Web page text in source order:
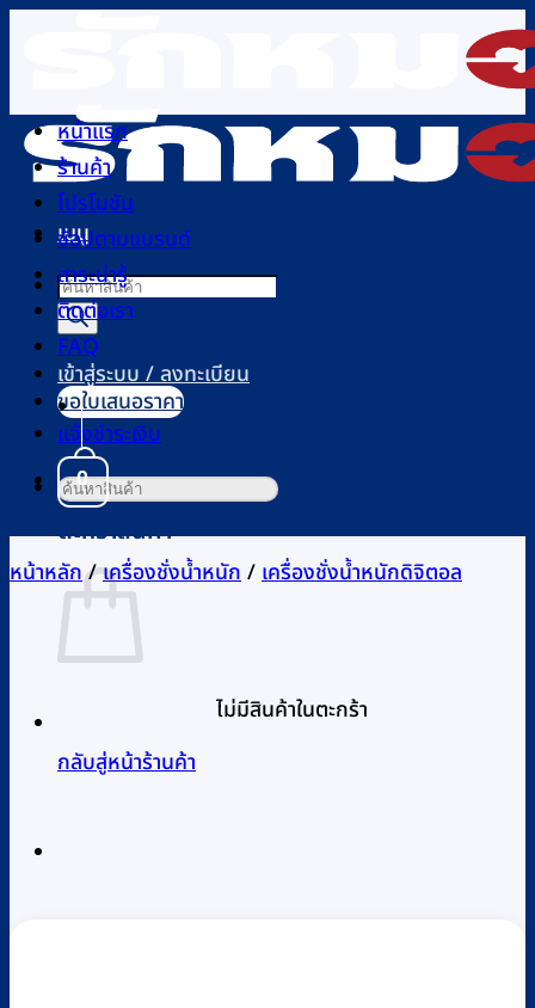
เนื้อหา
เมนู
Products
search
เข้าสู่ระบบ / ลงทะเบียน
0
ตะกร้าสินค้า
ไม่มีสินค้าในตะกร้า
กลับสู่หน้าร้านค้า
หน้าแรก
ร้านค้า
โปรโมชัน
ช้อปตามแบรนด์
สาระน่ารู้
ติดต่อเรา
FAQ
ขอใบเสนอราคา
แจ้งชำระเงิน
ค้นหา:
หน้าหลัก/เครื่องชั่งน้ำหนัก/เครื่องชั่งน้ำหนักดิจิตอล